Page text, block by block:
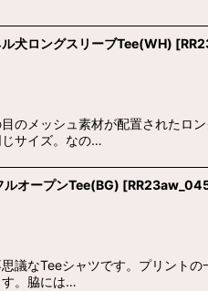
犬ロングスリーブTee(WH) [
のメッシュ素材が配置されたロ
サイズ。なの…
ルオープンTee(BG) [
議なTeeシャツです。プリント
す。脇には…